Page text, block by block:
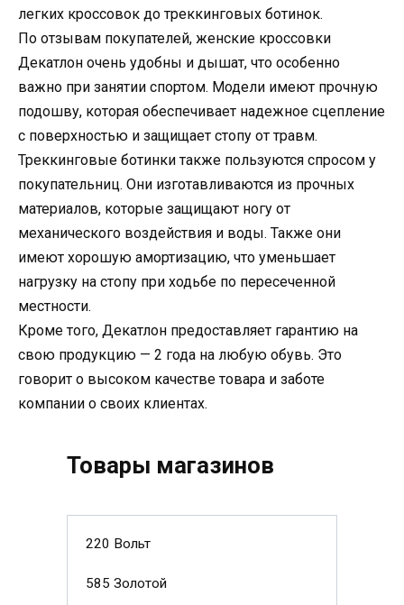
легких кроссовок до треккинговых ботинок.
По отзывам покупателей, женские кроссовки
Декатлон очень удобны и дышат, что особенно
важно при занятии спортом. Модели имеют прочную
подошву, которая обеспечивает надежное сцепление
с поверхностью и защищает стопу от травм.
Треккинговые ботинки также пользуются спросом у
покупательниц. Они изготавливаются из прочных
материалов, которые защищают ногу от
механического воздействия и воды. Также они
имеют хорошую амортизацию, что уменьшает
нагрузку на стопу при ходьбе по пересеченной
местности.
Кроме того, Декатлон предоставляет гарантию на
свою продукцию — 2 года на любую обувь. Это
говорит о высоком качестве товара и заботе
компании о своих клиентах.
Товары магазинов
220 Вольт
585 Золотой